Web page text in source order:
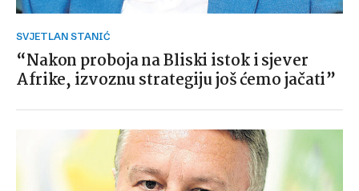
SVJETLAN STANIĆ
“Nakon proboja na Bliski istok i sjever
Afrike, izvoznu strategiju još ćemo jačati”